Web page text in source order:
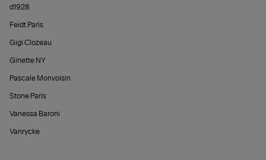
d1928
Feidt Paris
Gigi Clozeau
Ginette NY
Pascale Monvoisin
Stone Paris
Vanessa Baroni
Vanrycke